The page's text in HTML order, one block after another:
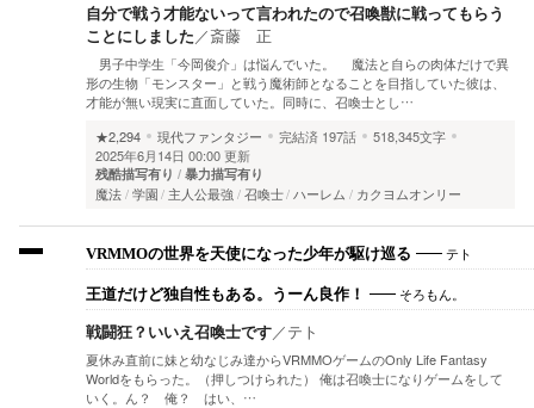
自分で戦う才能ないって言われたので召喚獣に戦ってもらう
ことにしました／斎藤 正
男子中学生「今岡俊介」は悩んでいた。 魔法と自らの肉体だけで異
形の生物「モンスター」と戦う魔術師となることを目指していた彼は、
才能が無い現実に直面していた。同時に、召喚士とし…
★2,294
現代ファンタジー 完結済 197話
518,345文字
2025年6月14日 00:00 更新
残酷描写有り 暴力描写有り
魔法 学園 主人公最強 召喚士 ハーレム カクヨムオンリー
VRMMOの世界を天使になった少年が駆け巡る テト
王道だけど独自性もある。うーん良作！ そろもん。
戦闘狂？いいえ召喚士です／テト
夏休み直前に妹と幼なじみ達からVRMMOゲームのOnly Life Fantasy
Worldをもらった。（押しつけられた） 俺は召喚士になりゲームをして
いく。ん？ 俺？ はい、…